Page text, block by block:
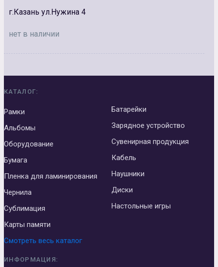
г.Казань ул.Нужина 4
нет в наличии
КАТАЛОГ:
Рамки
Альбомы
Оборудование
Бумага
Пленка для ламинирования
Чернила
Сублимация
Карты памяти
Батарейки
Зарядное устройство
Сувенирная продукция
Кабель
Наушники
Диски
Настольные игры
Смотреть весь каталог
ИНФОРМАЦИЯ: